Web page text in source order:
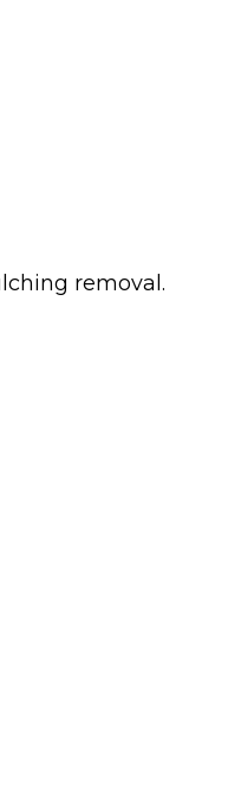
removal.